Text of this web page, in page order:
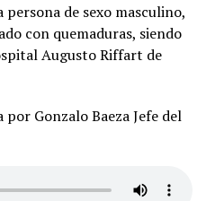
de sexo masculino,
con quemaduras, siendo
Augusto Riffart de
Gonzalo Baeza Jefe del